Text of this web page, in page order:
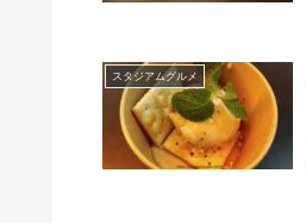
スタジアムグルメ